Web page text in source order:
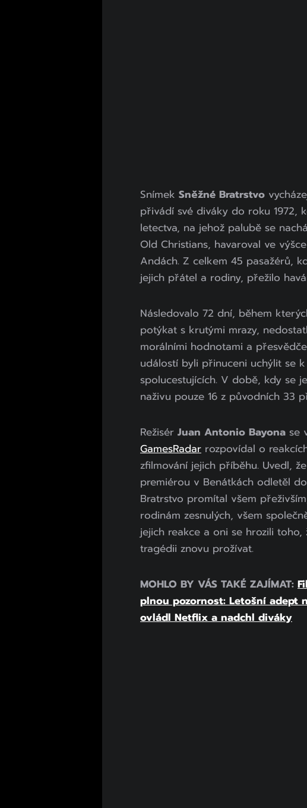
Snímek Sněžné Bratrstvo
přivádí své diváky do roku 1972,
letectva, na jehož palubě se
Old Christians, havaroval ve
Andách. Z celkem 45 pasažérů,
jejich přátel a rodiny, přežilo
Následovalo 72 dní, během
potýkat s krutými mrazy,
morálními hodnotami a
událostí byli přinuceni uchýlit se
spolucestujících. V době, kdy se
naživu pouze 16 z původních 33
Režisér Juan Antonio Bayona se
GamesRadar rozpovídal o
zfilmování jejich příběhu. Uvedl,
premiérou v Benátkách odletěl
Bratrstvo promítal všem
rodinám zesnulých, všem
jejich reakce a oni se hrozili
tragédii znovu prožívat.
MOHLO BY VÁS TAKÉ ZAJÍMAT:
plnou pozornost: Letošní adept
ovládl Netflix a nadchl diváky